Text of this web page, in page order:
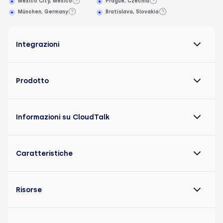
München, Germany
Bratislava, Slovakia
Integrazioni
Prodotto
Informazioni su CloudTalk
Caratteristiche
Risorse